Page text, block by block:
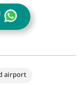
airport